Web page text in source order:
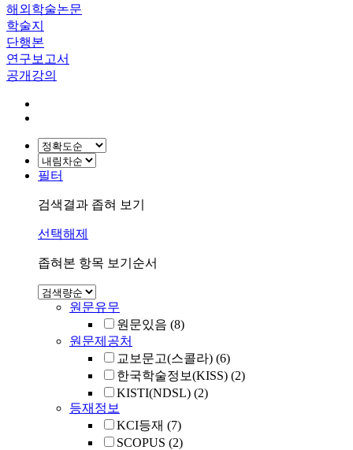
해외학술논문
학술지
단행본
연구보고서
공개강의
필터
검색결과 좁혀 보기
선택해제
좁혀본 항목 보기순서
원문유무
원문있음 (8)
원문제공처
교보문고(스콜라) (6)
한국학술정보(KISS) (2)
KISTI(NDSL) (2)
등재정보
KCI등재 (7)
SCOPUS (2)